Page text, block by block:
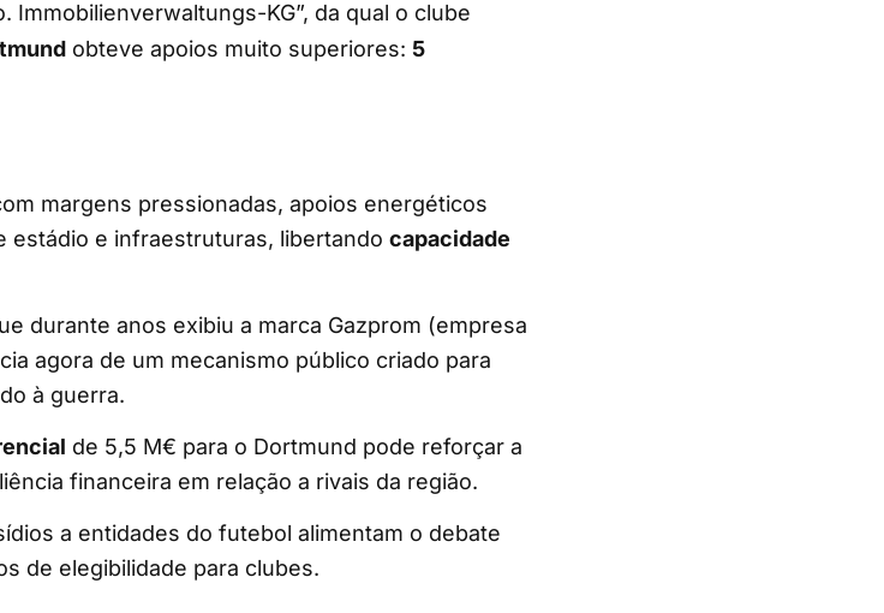
Immobilienverwaltungs-KG”, da qual o clube
obteve apoios muito superiores: 5
margens pressionadas, apoios energéticos
estádio e infraestruturas, libertando capacidade
durante anos exibiu a marca Gazprom (empresa
agora de um mecanismo público criado para
à guerra.
de 5,5 M€ para o Dortmund pode reforçar a
financeira em relação a rivais da região.
a entidades do futebol alimentam o debate
de elegibilidade para clubes.